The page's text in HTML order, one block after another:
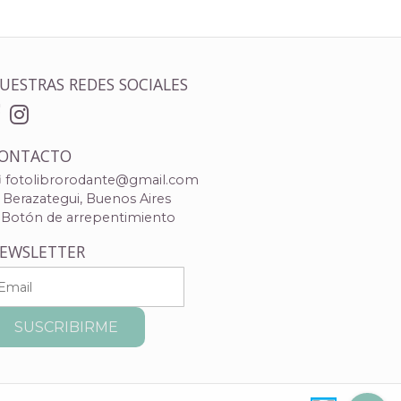
REDES SOCIALES
fotolibrorodante@gmail.com
Berazategui, Buenos Aires
Botón de arrepentimiento
SUSCRIBIRME